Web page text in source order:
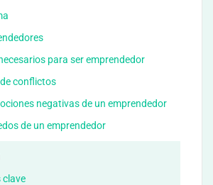
para ser emprendedor
conflictos
negativas de un emprendedor
de un emprendedor
clave